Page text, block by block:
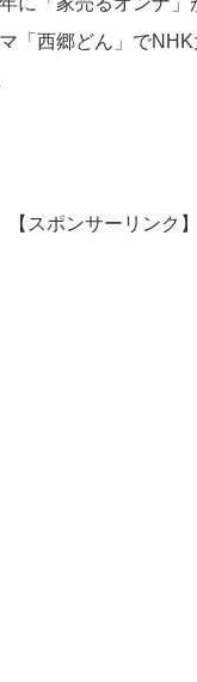
「西郷どん」で
【スポンサーリンク】